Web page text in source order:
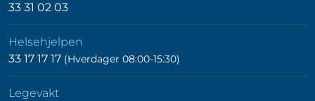
33 31 02 03
Helsehjelpen
33 17 17 17 (Hverdager 08:00-15:30)
Legevakt